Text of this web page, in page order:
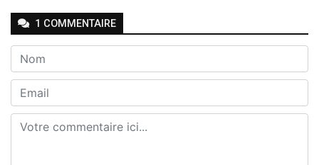
1 COMMENTAIRE